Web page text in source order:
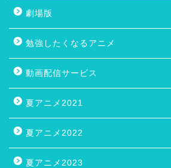
劇場版
勉強したくなるアニメ
動画配信サービス
夏アニメ2021
夏アニメ2022
夏アニメ2023